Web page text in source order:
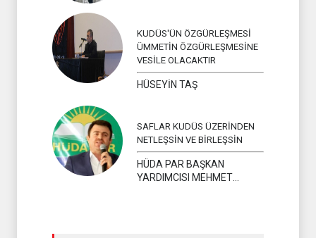
KUDÜS'ÜN ÖZGÜRLEŞMESİ
ÜMMETİN ÖZGÜRLEŞMESİNE
VESİLE OLACAKTIR
HÜSEYİN TAŞ
SAFLAR KUDÜS ÜZERİNDEN
NETLEŞSİN VE BİRLEŞSİN
HÜDA PAR BAŞKAN
YARDIMCISI MEHMET